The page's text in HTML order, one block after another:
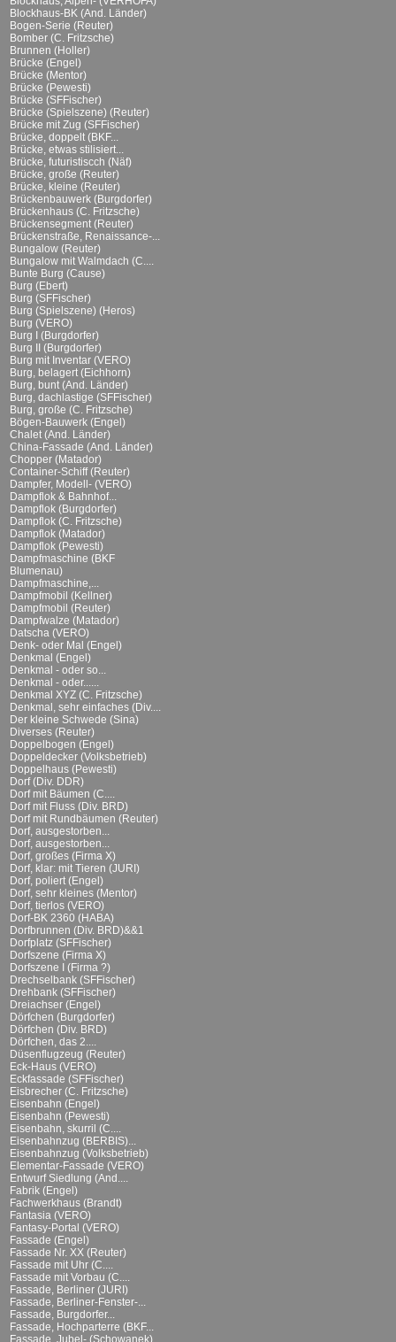
Blockhaus-BK (And. Länder)
Bogen-Serie (Reuter)
Bomber (C. Fritzsche)
Brunnen (Holler)
Brücke (Engel)
Brücke (Mentor)
Brücke (Pewesti)
Brücke (SFFischer)
Brücke (Spielszene) (Reuter)
Brücke mit Zug (SFFischer)
Brücke, doppelt (BKF...
Brücke, etwas stilisiert...
Brücke, futuristiscch (Näf)
Brücke, große (Reuter)
Brücke, kleine (Reuter)
Brückenbauwerk (Burgdorfer)
Brückenhaus (C. Fritzsche)
Brückensegment (Reuter)
Brückenstraße, Renaissance-...
Bungalow (Reuter)
Bungalow mit Walmdach (C....
Bunte Burg (Cause)
Burg (Ebert)
Burg (SFFischer)
Burg (Spielszene) (Heros)
Burg (VERO)
Burg I (Burgdorfer)
Burg II (Burgdorfer)
Burg mit Inventar (VERO)
Burg, belagert (Eichhorn)
Burg, bunt (And. Länder)
Burg, dachlastige (SFFischer)
Burg, große (C. Fritzsche)
Bögen-Bauwerk (Engel)
Chalet (And. Länder)
China-Fassade (And. Länder)
Chopper (Matador)
Container-Schiff (Reuter)
Dampfer, Modell- (VERO)
Dampflok & Bahnhof...
Dampflok (Burgdorfer)
Dampflok (C. Fritzsche)
Dampflok (Matador)
Dampflok (Pewesti)
Dampfmaschine (BKF
Blumenau)
Dampfmaschine,...
Dampfmobil (Kellner)
Dampfmobil (Reuter)
Dampfwalze (Matador)
Datscha (VERO)
Denk- oder Mal (Engel)
Denkmal (Engel)
Denkmal - oder so...
Denkmal - oder......
Denkmal XYZ (C. Fritzsche)
Denkmal, sehr einfaches (Div....
Der kleine Schwede (Sina)
Diverses (Reuter)
Doppelbogen (Engel)
Doppeldecker (Volksbetrieb)
Doppelhaus (Pewesti)
Dorf (Div. DDR)
Dorf mit Bäumen (C....
Dorf mit Fluss (Div. BRD)
Dorf mit Rundbäumen (Reuter)
Dorf, ausgestorben...
Dorf, ausgestorben...
Dorf, großes (Firma X)
Dorf, klar: mit Tieren (JURI)
Dorf, poliert (Engel)
Dorf, sehr kleines (Mentor)
Dorf, tierlos (VERO)
Dorf-BK 2360 (HABA)
Dorfbrunnen (Div. BRD)&&1
Dorfplatz (SFFischer)
Dorfszene (Firma X)
Dorfszene I (Firma ?)
Drechselbank (SFFischer)
Drehbank (SFFischer)
Dreiachser (Engel)
Dörfchen (Burgdorfer)
Dörfchen (Div. BRD)
Dörfchen, das 2....
Düsenflugzeug (Reuter)
Eck-Haus (VERO)
Eckfassade (SFFischer)
Eisbrecher (C. Fritzsche)
Eisenbahn (Engel)
Eisenbahn (Pewesti)
Eisenbahn, skurril (C....
Eisenbahnzug (BERBIS)...
Eisenbahnzug (Volksbetrieb)
Elementar-Fassade (VERO)
Entwurf Siedlung (And....
Fabrik (Engel)
Fachwerkhaus (Brandt)
Fantasia (VERO)
Fantasy-Portal (VERO)
Fassade (Engel)
Fassade Nr. XX (Reuter)
Fassade mit Uhr (C....
Fassade mit Vorbau (C....
Fassade, Berliner (JURI)
Fassade, Berliner-Fenster-...
Fassade, Burgdorfer...
Fassade, Hochparterre (BKF...
Fassade, Jubel- (Schowanek)